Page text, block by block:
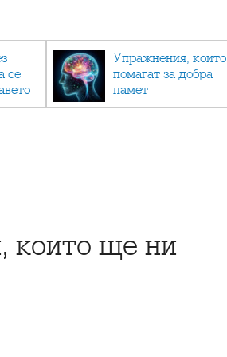
се
Упражнения, които
помагат за добра
памет
които ще ни